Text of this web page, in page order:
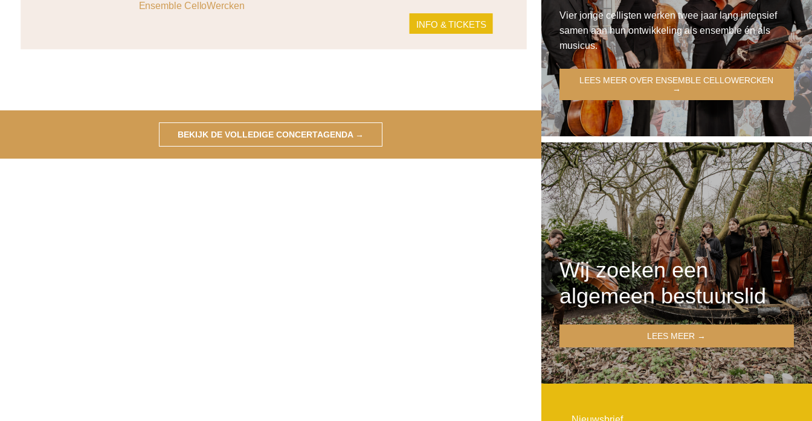
Ensemble CelloWercken
INFO & TICKETS
BEKIJK DE VOLLEDIGE CONCERTAGENDA →
Vier jonge cellisten werken twee jaar lang intensief
samen aan hun ontwikkeling als ensemble én als
musicus.
LEES MEER OVER ENSEMBLE CELLOWERCKEN
→
Wij zoeken een
algemeen bestuurslid
LEES MEER →